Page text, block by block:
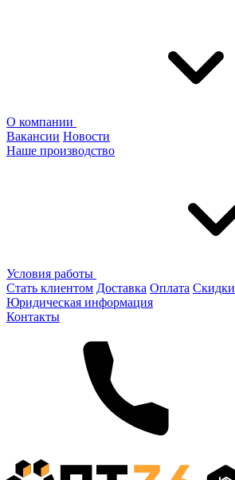
О компании
Вакансии Новости
Наше производство
Условия работы
Стать клиентом Доставка Оплата Скидки
Юридическая информация
Контакты